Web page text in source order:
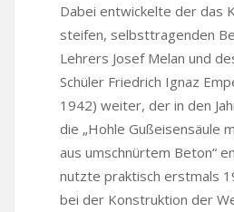
Dabei entwickelte der das
steifen, selbsttragenden
Lehrers Josef Melan und
Schüler Friedrich Ignaz
1942) weiter, der in den
die „Hohle Gußeisensäule
aus umschnürtem Beton“
nutzte praktisch erstmals
bei der Konstruktion der